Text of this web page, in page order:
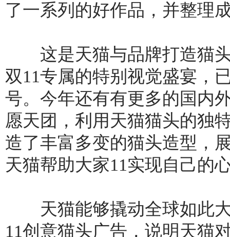
了一系列的好作品，并整理
这是天猫与品牌打造猫头
双11专属的特别视觉盛宴，
号。今年还有有更多的国内
愿天团，利用天猫猫头的独
造了丰富多变的猫头造型，
天猫帮助大家11实现自己的
天猫能够撬动全球如此大
11创意猫头广告，说明天猫